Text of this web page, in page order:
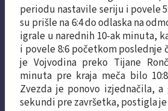
periodu nastavile seriju i povele
su prišle na 6:4 do odlaska na
igrale u narednih 10-ak minuta,
i povele 8:6 početkom
je Vojvodina preko Tijane
minuta pre kraja meča bilo
Zvezda je ponovo izjednačila,
sekundi pre završetka, postigla je